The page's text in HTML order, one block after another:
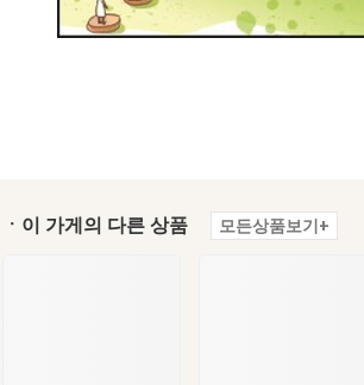
ㆍ이 가게의 다른 상품 모든상품보기+